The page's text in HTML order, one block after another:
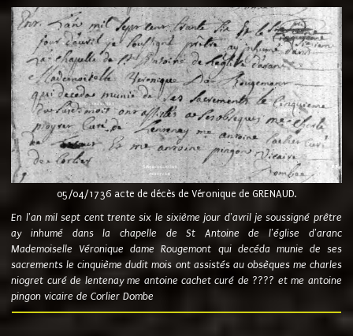
05/04/1736 acte de décès de Véronique de GRENAUD.
En l'an mil sept cent trente six le sixième jour d'avril je soussigné prêtre
ay inhumé dans la chapelle de St Antoine de l'église d'aranc
Mademoiselle Véronique dame Rougemont qui decéda munie de ses
sacrements le cinquième dudit mois ont assistés au obsèques me charles
niogret curé de lentenay me antoine cachet curé de ???? et me antoine
pingon vicaire de Corlier Dombe